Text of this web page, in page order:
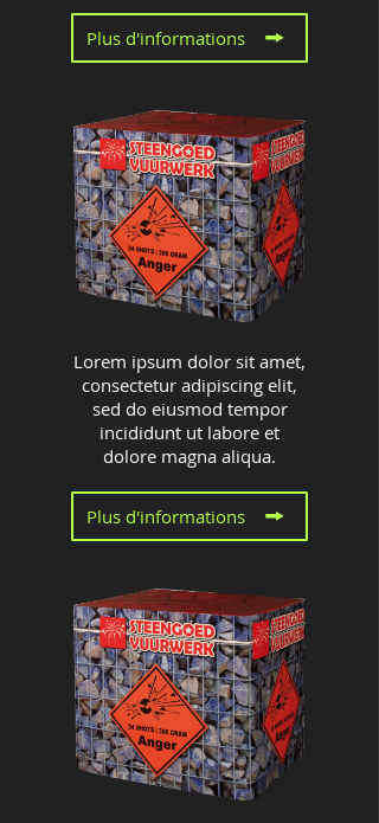
Plus d'informations
Lorem ipsum dolor sit amet,
consectetur adipiscing elit,
sed do eiusmod tempor
incididunt ut labore et
dolore magna aliqua.
Plus d'informations